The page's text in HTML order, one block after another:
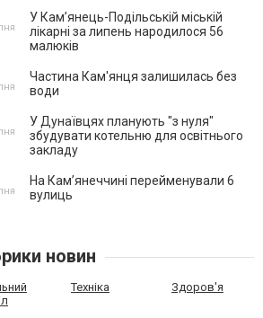
У Кам’янець-Подільській міській
лікарні за липень народилося 56
малюків
Частина Кам'янця залишилась без
води
У Дунаївцях планують "з нуля"
збудувати котельню для освітнього
закладу
На Камʼянеччині перейменували 6
вулиць
новин
Техніка Здоров'я